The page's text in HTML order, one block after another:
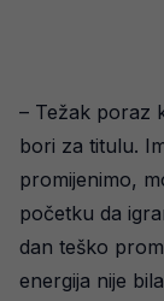
– Težak poraz
bori za titulu.
promijenimo,
početku da
dan teško
energija nije